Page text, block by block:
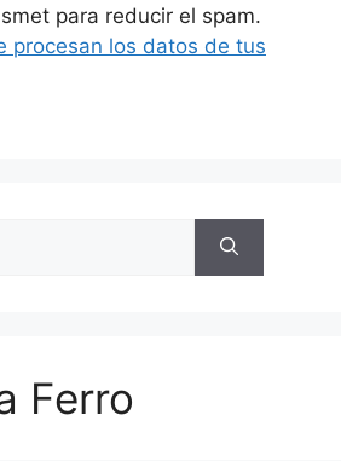
para reducir el spam.
procesan los datos de tus
Ferro